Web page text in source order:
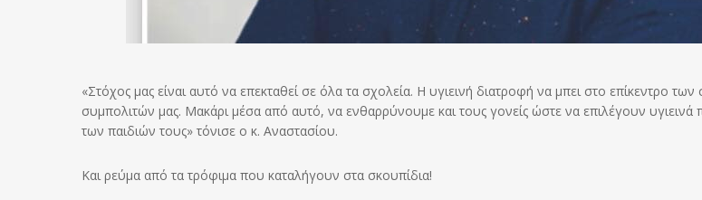
«Στόχος μας είναι αυτό να επεκταθεί σε όλα τα σχολεία. Η υγιεινή διατροφή να μπει στο επίκεντρο
συμπολιτών μας. Μακάρι μέσα από αυτό, να ενθαρρύνουμε και τους γονείς ώστε να επιλέγουν υγιεινά
των παιδιών τους» τόνισε ο κ. Αναστασίου.
Και ρεύμα από τα τρόφιμα που καταλήγουν στα σκουπίδια!